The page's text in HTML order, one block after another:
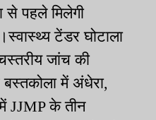
से पहले मिलेगी
टेंडर घोटाला
जांच की
में अंधेरा,
JJMP के तीन